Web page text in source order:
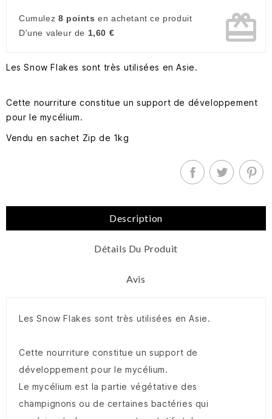
Cumulez 8 points en achetant ce produit
D'une valeur de 1,60 € card_giftcard
Les Snow Flakes sont très utilisées en Asie.
Cette nourriture constitue un support de développement
pour le mycélium.
Vendu en sachet Zip de 1kg
Description
Détails Du Produit
Avis
Les Snow Flakes sont très utilisées en Asie.
Cette nourriture constitue un support de
développement pour le mycélium.
Le mycélium est la partie végétative des
champignons ou de certaines bactéries qui